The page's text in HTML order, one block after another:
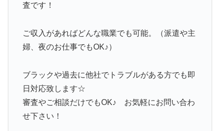
査です！
ご収入があればどんな職業でも可能。（派遣や主
婦、夜のお仕事でもOK♪）
ブラックや過去に他社でトラブルがある方でも即
日対応致します☆
審査やご相談だけでもOK♪ お気軽にお問い合わ
せ下さい！